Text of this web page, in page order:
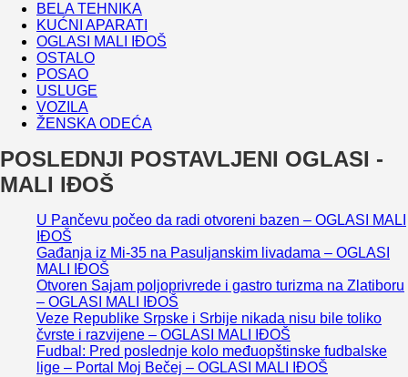
BELA TEHNIKA
KUĆNI APARATI
OGLASI MALI IĐOŠ
OSTALO
POSAO
USLUGE
VOZILA
ŽENSKA ODEĆA
POSLEDNJI POSTAVLJENI OGLASI -
MALI IĐOŠ
U Pančevu počeo da radi otvoreni bazen – OGLASI MALI
IĐOŠ
Gađanja iz Mi-35 na Pasuljanskim livadama – OGLASI
MALI IĐOŠ
Otvoren Sajam poljoprivrede i gastro turizma na Zlatiboru
– OGLASI MALI IĐOŠ
Veze Republike Srpske i Srbije nikada nisu bile toliko
čvrste i razvijene – OGLASI MALI IĐOŠ
Fudbal: Pred poslednje kolo međuopštinske fudbalske
lige – Portal Moj Bečej – OGLASI MALI IĐOŠ